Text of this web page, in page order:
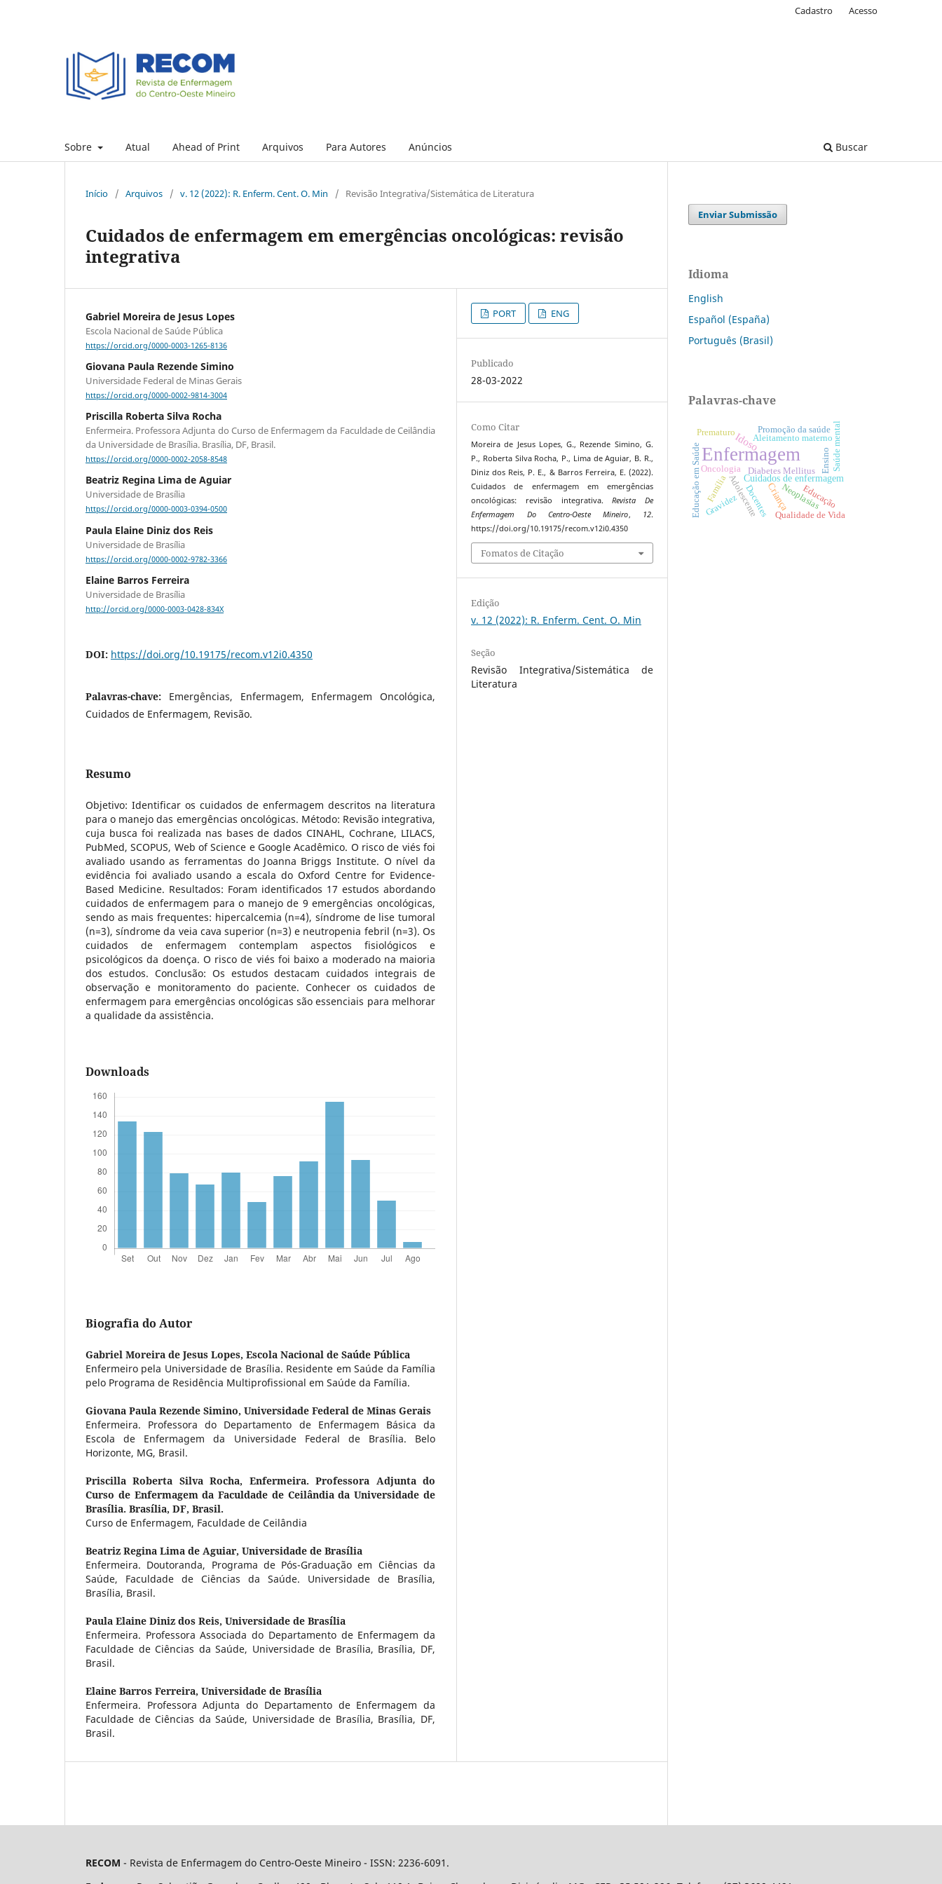
Sobre Atual Ahead of Print Arquivos Para Autores Anúncios Buscar
Cadastro Acesso
Início / Arquivos / v. 12 (2022): R. Enferm. Cent. O. Min / Revisão Integrativa/Sistemática de Literatura
Cuidados de enfermagem em emergências oncológicas: revisão
integrativa
Gabriel Moreira de Jesus Lopes
Escola Nacional de Saúde Pública
https://orcid.org/0000-0003-1265-8136
Giovana Paula Rezende Simino
Universidade Federal de Minas Gerais
https://orcid.org/0000-0002-9814-3004
Priscilla Roberta Silva Rocha
Enfermeira. Professora Adjunta do Curso de Enfermagem da Faculdade de Ceilândia
da Universidade de Brasília. Brasília, DF, Brasil.
https://orcid.org/0000-0002-2058-8548
Beatriz Regina Lima de Aguiar
Universidade de Brasília
https://orcid.org/0000-0003-0394-0500
Paula Elaine Diniz dos Reis
Universidade de Brasília
https://orcid.org/0000-0002-9782-3366
Elaine Barros Ferreira
Universidade de Brasília
http://orcid.org/0000-0003-0428-834X
DOI: https://doi.org/10.19175/recom.v12i0.4350
Palavras-chave: Emergências, Enfermagem, Enfermagem Oncológica,
Cuidados de Enfermagem, Revisão.
Resumo
Objetivo: Identificar os cuidados de enfermagem descritos na literatura
para o manejo das emergências oncológicas. Método: Revisão integrativa,
cuja busca foi realizada nas bases de dados CINAHL, Cochrane, LILACS,
PubMed, SCOPUS, Web of Science e Google Acadêmico. O risco de viés foi
avaliado usando as ferramentas do Joanna Briggs Institute. O nível da
evidência foi avaliado usando a escala do Oxford Centre for Evidence-
Based Medicine. Resultados: Foram identificados 17 estudos abordando
cuidados de enfermagem para o manejo de 9 emergências oncológicas,
sendo as mais frequentes: hipercalcemia (n=4), síndrome de lise tumoral
(n=3), síndrome da veia cava superior (n=3) e neutropenia febril (n=3). Os
cuidados de enfermagem contemplam aspectos fisiológicos e
psicológicos da doença. O risco de viés foi baixo a moderado na maioria
dos estudos. Conclusão: Os estudos destacam cuidados integrais de
observação e monitoramento do paciente. Conhecer os cuidados de
enfermagem para emergências oncológicas são essenciais para melhorar
a qualidade da assistência.
Downloads
Biografia do Autor
Gabriel Moreira de Jesus Lopes, Escola Nacional de Saúde Pública
Enfermeiro pela Universidade de Brasília. Residente em Saúde da Família
pelo Programa de Residência Multiprofissional em Saúde da Família.
Giovana Paula Rezende Simino, Universidade Federal de Minas Gerais
Enfermeira. Professora do Departamento de Enfermagem Básica da
Escola de Enfermagem da Universidade Federal de Brasília. Belo
Horizonte, MG, Brasil.
Priscilla Roberta Silva Rocha, Enfermeira. Professora Adjunta do
Curso de Enfermagem da Faculdade de Ceilândia da Universidade de
Brasília. Brasília, DF, Brasil.
Curso de Enfermagem, Faculdade de Ceilândia
Beatriz Regina Lima de Aguiar, Universidade de Brasília
Enfermeira. Doutoranda, Programa de Pós-Graduação em Ciências da
Saúde, Faculdade de Ciências da Saúde. Universidade de Brasília,
Brasília, Brasil.
Paula Elaine Diniz dos Reis, Universidade de Brasília
Enfermeira. Professora Associada do Departamento de Enfermagem da
Faculdade de Ciências da Saúde, Universidade de Brasília, Brasília, DF,
Brasil.
Elaine Barros Ferreira, Universidade de Brasília
Enfermeira. Professora Adjunta do Departamento de Enfermagem da
Faculdade de Ciências da Saúde, Universidade de Brasília, Brasília, DF,
Brasil.
PORT ENG
Publicado
28-03-2022
Como Citar
Moreira de Jesus Lopes, G., Rezende Simino, G.
P., Roberta Silva Rocha, P., Lima de Aguiar, B. R.,
Diniz dos Reis, P. E., & Barros Ferreira, E. (2022).
Cuidados de enfermagem em emergências
oncológicas: revisão integrativa.Revista De
Enfermagem Do Centro-Oeste Mineiro, 12.
https://doi.org/10.19175/recom.v12i0.4350
Fomatos de Citação
Edição
v. 12 (2022): R. Enferm. Cent. O. Min
Seção
Revisão Integrativa/Sistemática de
Literatura
Enviar Submissão
Idioma
English
Español (España)
Português (Brasil)
Palavras-chave
Enfermagem
Idoso
Cuidados de enfermagem
Criança
Educação em Saúde Adolescente
Família
Aleitamento materno
Ensino
Neoplasias
Diabetes Mellitus Saúde mental
Qualidade de Vida
Promoção da saúde
Oncologia
Docentes
Prematuro
Educação
Gravidez
RECOM - Revista de Enfermagem do Centro-Oeste Mineiro - ISSN: 2236-6091.